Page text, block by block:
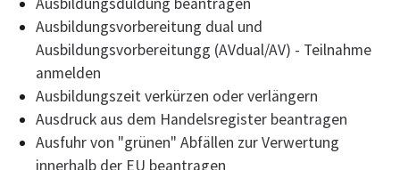
Ausbildungsvorbereitung dual und
Ausbildungsvorbereitungg (AVdual/AV) - Teilnahme
anmelden
Ausbildungszeit verkürzen oder verlängern
Ausdruck aus dem Handelsregister beantragen
Ausfuhr von "grünen" Abfällen zur Verwertung
innerhalb der EU beantragen